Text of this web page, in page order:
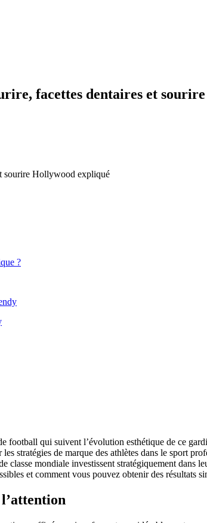
facettes dentaires et
sourire Hollywood expliqué
?
football qui suivent l’évolution esthétique de ce
stratégies de marque des athlètes dans le sport
mondiale investissent stratégiquement dans
et comment vous pouvez obtenir des résultats